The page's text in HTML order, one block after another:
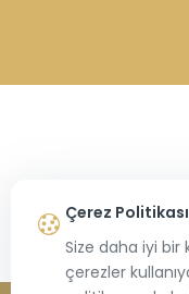
Çerez Politikası
Size daha iyi bir
çerezler